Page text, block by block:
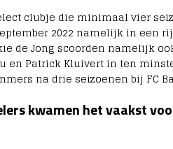
clubje die minimaal vier
2022 namelijk in een
de Jong scoorden namelijk
en Patrick Kluivert in ten
na drie seizoenen bij FC
kwamen het vaakst